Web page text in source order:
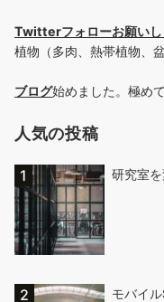
Twitterフォローお願いし
植物（多肉、熱帯植物、
ブログ始めました。極め
人気の投稿
研究室
モバイ